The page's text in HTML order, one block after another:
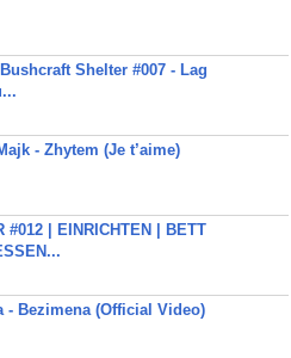
Shelter #007 - Lag
- Zhytem (Je t’aime)
#012 | EINRICHTEN | BETT
- Bezimena (Official Video)